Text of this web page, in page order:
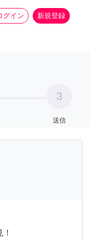
グイン 新規登録
家事 more_horiz
3
送信